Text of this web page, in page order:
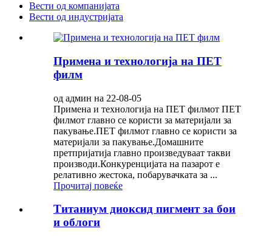
Вести од компанијата
Вести од индустријата
Примена и технологија на ПЕТ
филм
од админ на 22-08-05
Примена и технологија на ПЕТ филмот ПЕТ
филмот главно се користи за материјали за
пакување.ПЕТ филмот главно се користи за
материјали за пакување.Домашните
претпријатија главно произведуваат такви
производи.Конкуренцијата на пазарот е
релативно жестока, побарувачката за ...
Прочитај повеќе
Титаниум диоксид пигмент за бои
и облоги